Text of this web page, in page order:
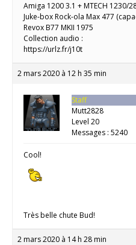
Amiga 1200 3.1 + MTECH 1230/
Juke-box Rock-ola Max 477
Revox B77 MKII 1975
Collection audio :
https://urlz.fr/j10t
2 mars 2020 à 12 h 35 min
Staff
Mutt2828
Level 20
Messages : 5240
Cool!
Très belle chute Bud!
2 mars 2020 à 14 h 28 min